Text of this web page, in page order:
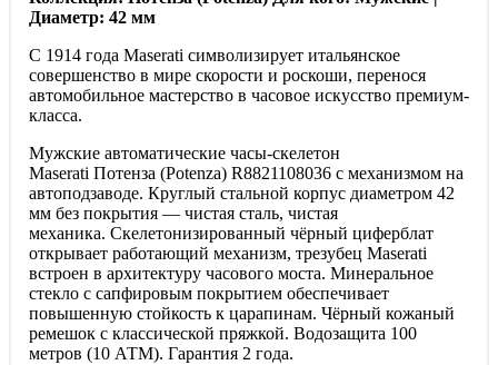
Диаметр: 42 мм
С 1914 года Maserati символизирует итальянское
совершенство в мире скорости и роскоши, перенося
автомобильное мастерство в часовое искусство премиум-
класса.
Мужские автоматические часы-скелетон
Maserati Потенза (Potenza) R8821108036 с механизмом на
автоподзаводе. Круглый стальной корпус диаметром 42
мм без покрытия — чистая сталь, чистая
механика. Скелетонизированный чёрный циферблат
открывает работающий механизм, трезубец Maserati
встроен в архитектуру часового моста. Минеральное
стекло с сапфировым покрытием обеспечивает
повышенную стойкость к царапинам. Чёрный кожаный
ремешок с классической пряжкой. Водозащита 100
метров (10 АТМ). Гарантия 2 года.